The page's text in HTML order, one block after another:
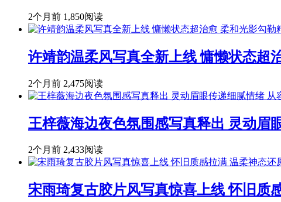
2个月前 1,850阅读
许靖韵温柔风写真全新上线 慵懒状态超
2个月前 2,475阅读
王梓薇海边夜色氛围感写真释出 灵动眉
2个月前 2,433阅读
宋雨琦复古胶片风写真惊喜上线 怀旧质